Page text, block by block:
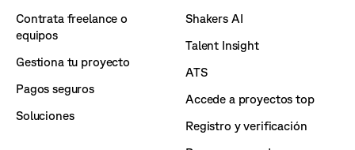
Contrata freelance o
equipos
Gestiona tu proyecto
Pagos seguros
Soluciones
Shakers AI
Talent Insight
ATS
Accede a proyectos top
Registro y verificación